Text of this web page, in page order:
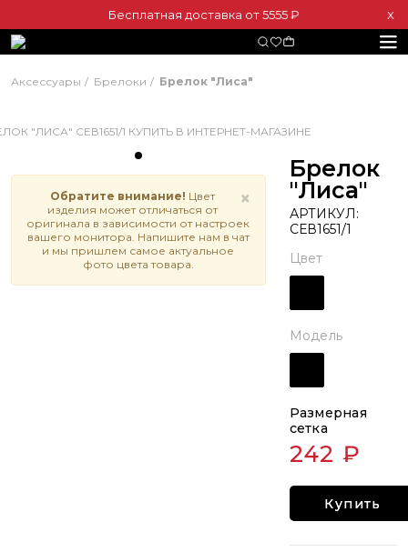
Бесплатная доставка от 5555 ₽ Х
Аксессуары Брелоки Брелок "Лиса"
×
Обратите внимание! Цвет
изделия может отличаться от
оригинала в зависимости от настроек
вашего монитора. Напишите нам в чат
и мы пришлем самое актуальное
фото цвета товара.
Брелок
"Лиса"
АРТИКУЛ:
СЕВ1651/1
Цвет
Модель
Размерная
сетка
242 ₽
Купить